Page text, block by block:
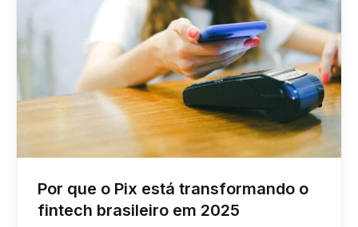
Por que o Pix está transformando o
fintech brasileiro em 2025